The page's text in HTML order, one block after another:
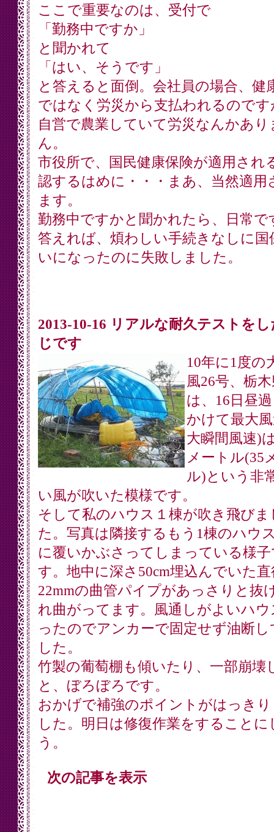
ここで重要なのは、受付で
「勤務中ですか」
と聞かれて
「はい、そうです」
と答えると面倒。会社員の場合、健
ではなく労災から支払われるのです
自営で農業していて労災なんかあり
ん。
市役所で、国民健康保険が適用され
認するはめに・・・まあ、当然適用
ます。
勤務中ですかと聞かれたら、日常で
答えれば、煩わしい手続きなしに国
いになったのに失敗しました。
2013-10-16 リアルな耐久テストをし
じです
10年に1度の
風26号、栃
は、16日昼
かけて最大
大瞬間風速)
メートル(35
ル)という非
い風が吹いた模様です。
そして私のハウス１棟が吹き飛びま
た。写真は隣接するもう1棟のハウ
に覆いかぶさってしまっている様子
す。地中に深さ50cm埋込んでいた直
22mmの曲管パイプがあっさりと抜
れ曲がってます。風通しがよいハウ
ったのでアンカーで固定せず油断し
した。
竹製の葡萄棚も傾いたり、一部崩壊
と、ぼろぼろです。
おかげで補強のポイントがはっき
した。明日は修復作業をすることに
う。
次の記事を表示